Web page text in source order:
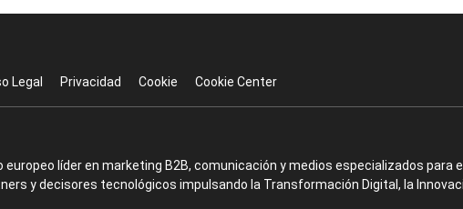
Legal Privacidad Cookie Cookie Center
europeo líder en marketing B2B, comunicación y medios especializados
y decisores tecnológicos impulsando la Transformación Digital, la